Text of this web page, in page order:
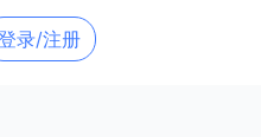
录/注册